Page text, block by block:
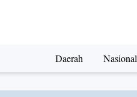
Daerah Nasional